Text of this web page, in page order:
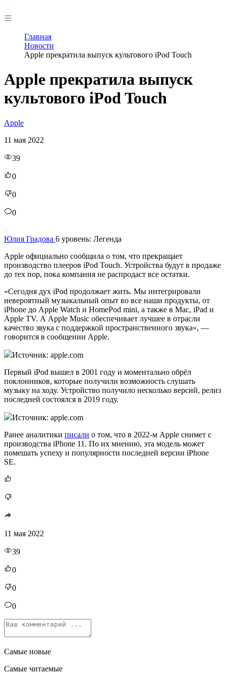
Главная
Новости
Apple прекратила выпуск культового iPod Touch
Apple прекратила выпуск
культового iPod Touch
Apple
11 мая 2022
39
0
0
0
Юлия Градова 6 уровень: Легенда
Apple официально сообщила о том, что прекращает
производство плееров iPod Touch. Устройства будут в продаже
до тех пор, пока компания не распродаст все остатки.
«Сегодня дух iPod продолжает жить. Мы интегрировали
невероятный музыкальный опыт во все наши продукты, от
iPhone до Apple Watch и HomePod mini, а также в Mac, iPad и
Apple TV. А Apple Music обеспечивает лучшее в отрасли
качество звука с поддержкой пространственного звука», —
говорится в сообщении Apple.
Источник: apple.com
Первый iPod вышел в 2001 году и моментально обрёл
поклонников, которые получили возможность слушать
музыку на ходу. Устройство получило несколько версий, релиз
последней состоялся в 2019 году.
Источник: apple.com
Ранее аналитики писали о том, что в 2022-м Apple снимет с
производства iPhone 11. По их мнению, эта модель может
помешать успеху и популярности последней версии iPhone
SE.
11 мая 2022
39
0
0
0
Самые новые
Самые читаемые